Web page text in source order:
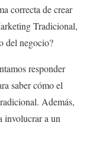
correcta de crear
Tradicional,
del negocio?
responder
saber cómo el
Además,
involucrar a un